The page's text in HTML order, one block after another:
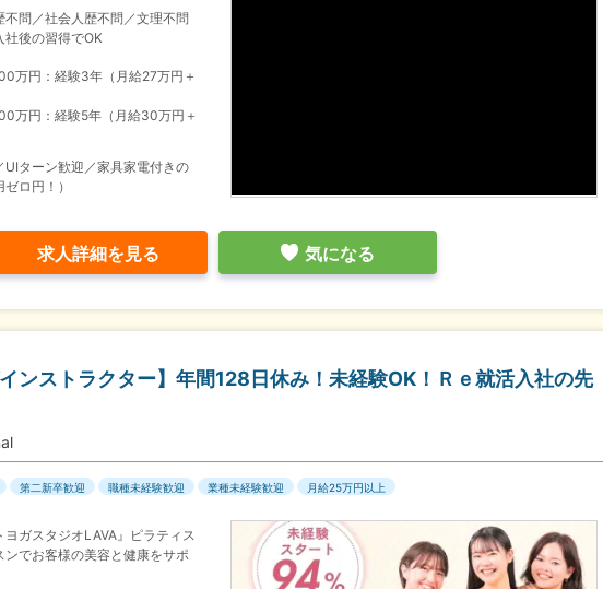
不問／社会人歴不問／文理不問
社後の習得でOK
万円：経験3年（月給27万円＋
万円：経験5年（月給30万円＋
UIターン歓迎／家具家電付きの
ロ円！）
求人詳細を見る 気になる
インストラクター】年間128日休み！未経験OK！Ｒｅ就活入社の先
第二新卒歓迎 職種未経験歓迎 業種未経験歓迎 月給25万円以上
ガスタジオLAVA』ピラティス
ンでお客様の美容と健康をサポ